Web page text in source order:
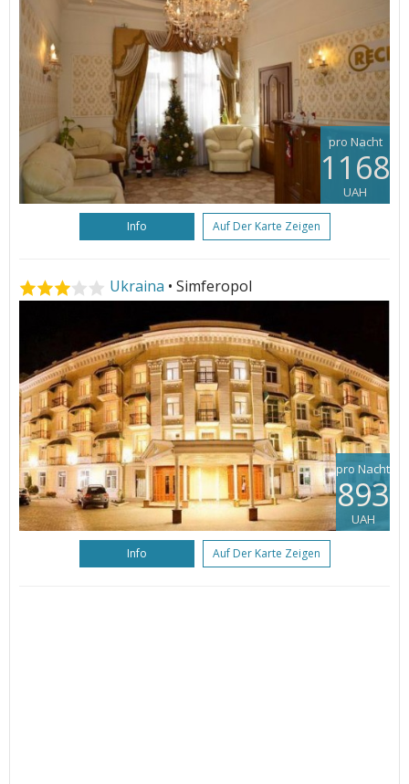
pro Nacht
1168
UAH
Info Auf Der Karte Zeigen
Ukraina • Simferopol
pro Nacht
893
UAH
Info Auf Der Karte Zeigen